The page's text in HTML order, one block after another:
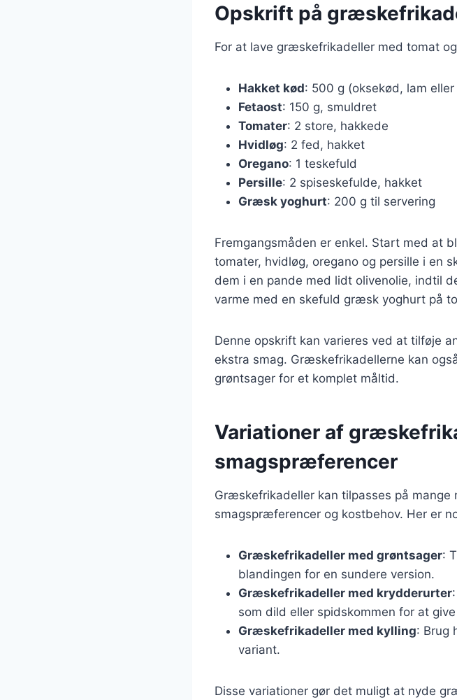
Opskrift på
For at lave græskefrikadeller med tomat
Hakket kød: 500 g (oksekød, lam eller
Fetaost: 150 g, smuldret
Tomater: 2 store, hakkede
Hvidløg: 2 fed, hakket
Oregano: 1 teskefuld
Persille: 2 spiseskefulde, hakket
Græsk yoghurt: 200 g til servering
Fremgangsmåden er enkel. Start med at
tomater, hvidløg, oregano og persille i en
dem i en pande med lidt olivenolie, indtil
varme med en skefuld græsk yoghurt på
Denne opskrift kan varieres ved at tilføje
ekstra smag. Græskefrikadellerne kan
grøntsager for et komplet måltid.
Variationer af
smagspræferencer
Græskefrikadeller kan tilpasses på
smagspræferencer og kostbehov. Her er
Græskefrikadeller med grøntsager:
blandingen for en sundere version.
Græskefrikadeller med krydderurter
som dild eller spidskommen for at
Græskefrikadeller med kylling: Brug
variant.
Disse variationer gør det muligt at nyde